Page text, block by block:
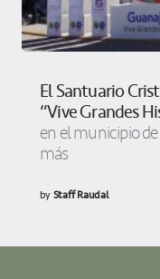
El Santuario
“Vive Grandes
en el municipio
más
byStaff Raudal